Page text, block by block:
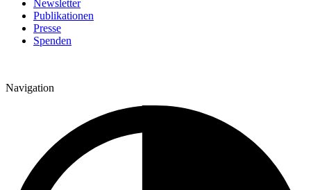
Newsletter
Publikationen
Presse
Spenden
Navigation